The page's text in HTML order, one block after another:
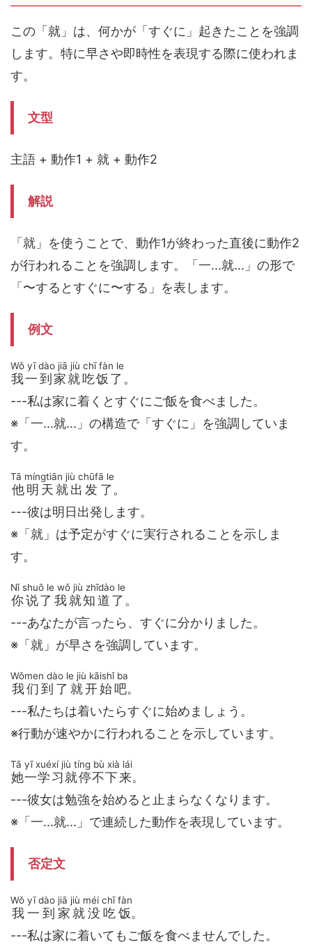
この「就」は、何かが「すぐに」起きたことを強調
します。特に早さや即時性を表現する際に使われま
す。
文型
主語 + 動作1 + 就 + 動作2
解説
「就」を使うことで、動作1が終わった直後に動作2
が行われることを強調します。「一...就...」の形で
「〜するとすぐに〜する」を表します。
例文
我一到家就吃饭了
Wǒ yī dào jiā jiù chī fàn le
。
---私は家に着くとすぐにご飯を食べました。
※「一...就...」の構造で「すぐに」を強調していま
す。
他明天就出发了
Tā míngtiān jiù chūfā le
。
---彼は明日出発します。
※「就」は予定がすぐに実行されることを示しま
す。
你说了我就知道了
Nǐ shuō le wǒ jiù zhīdào le
。
---あなたが言ったら、すぐに分かりました。
※「就」が早さを強調しています。
我们到了就开始吧
Wǒmen dào le jiù kāishǐ ba
。
---私たちは着いたらすぐに始めましょう。
※行動が速やかに行われることを示しています。
她一学习就停不下来
Tā yī xuéxí jiù tíng bù xià lái
。
---彼女は勉強を始めると止まらなくなります。
※「一...就...」で連続した動作を表現しています。
否定文
我一到家就没吃饭
Wǒ yī dào jiā jiù méi chī fàn
。
---私は家に着いてもご飯を食べませんでした。